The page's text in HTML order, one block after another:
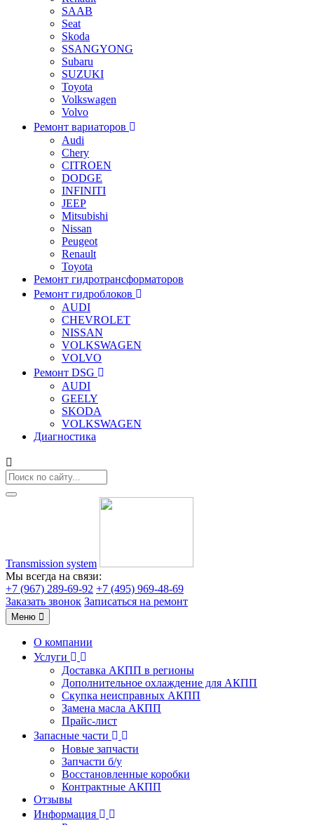
SAAB
Seat
Skoda
SSANGYONG
Subaru
SUZUKI
Toyota
Volkswagen
Volvo
Ремонт вариаторов
Audi
Chery
CITROEN
DODGE
INFINITI
JEEP
Mitsubishi
Nissan
Peugeot
Renault
Toyota
Ремонт гидротрансформаторов
Ремонт гидроблоков
AUDI
CHEVROLET
NISSAN
VOLKSWAGEN
VOLVO
Ремонт DSG
AUDI
GEELY
SKODA
VOLKSWAGEN
Диагностика
Transmission system
Мы всегда на связи:
+7 (967) 289-69-92 +7 (495) 969-48-69
Заказать звонок Записаться на ремонт
Меню
О компании
Услуги
Доставка АКПП в регионы
Дополнительное охлаждение для АКПП
Скупка неисправных АКПП
Замена масла АКПП
Прайс-лист
Запасные части
Новые запчасти
Запчасти б/у
Восстановленные коробки
Контрактные АКПП
Отзывы
Информация